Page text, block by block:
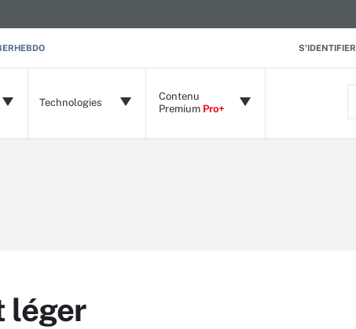
S'IDENTIFIER
Technologies
Contenu
Premium Pro+
léger